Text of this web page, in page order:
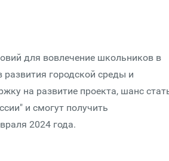
для вовлечение школьников в
городской среды и
на развитие проекта, шанс
и смогут получить
2024 года.